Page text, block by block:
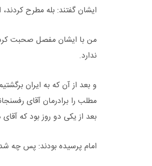
ایشان گفتند: بله مطرح
من با ایشان مفصل صحبت
ندارد.
و بعد از آن که به ایران
مطلب را برادرمان آقای
بعد از یکی دو روز بود که
امام پرسیده بودند: پس چه